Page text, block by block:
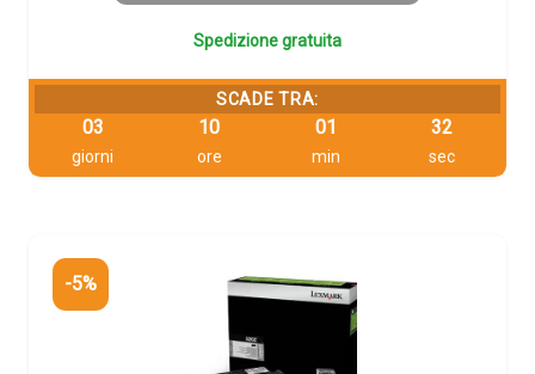
Spedizione gratuita
SCADE TRA:
03
giorni
10
ore
01
min
31
sec
-5%